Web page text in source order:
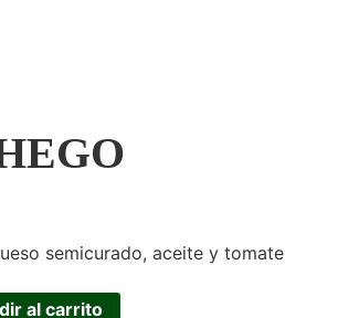
semicurado, aceite y tomate
al carrito